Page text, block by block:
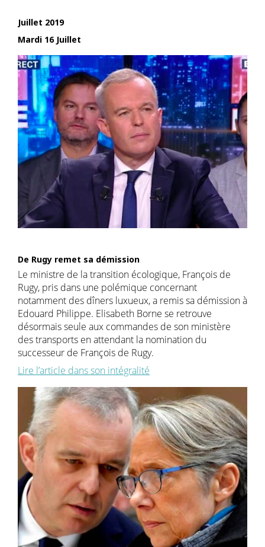
Juillet 2019
Mardi 16 Juillet
De Rugy remet sa démission
Le ministre de la transition écologique, François de
Rugy, pris dans une polémique concernant
notamment des dîners luxueux, a remis sa démission à
Edouard Philippe. Elisabeth Borne se retrouve
désormais seule aux commandes de son ministère
des transports en attendant la nomination du
successeur de François de Rugy.
Lire l’article dans son intégralité